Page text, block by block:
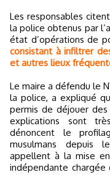
Les responsables
la police obtenus par
état d’opérations de
consistant à infiltrer
et autres lieux
Le maire a défendu le
la police, a expliqué
permis de déjouer
explications sont
dénoncent le
musulmans depuis
appellent à la mise en
indépendante